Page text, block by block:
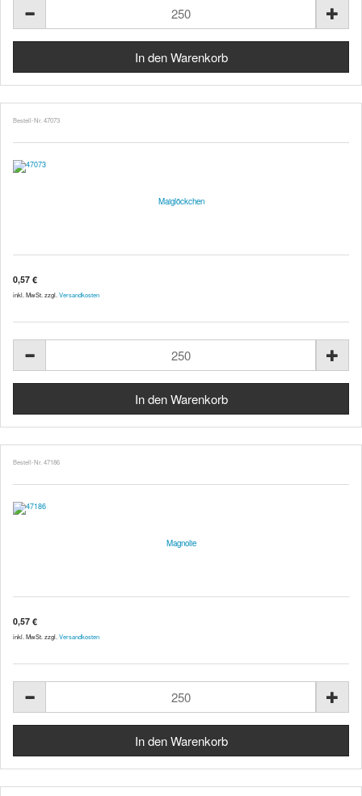
Bestell-Nr. 47073
Maiglöckchen
0,57 €
inkl. MwSt. zzgl. Versandkosten
Bestell-Nr. 47186
Magnolie
0,57 €
inkl. MwSt. zzgl. Versandkosten